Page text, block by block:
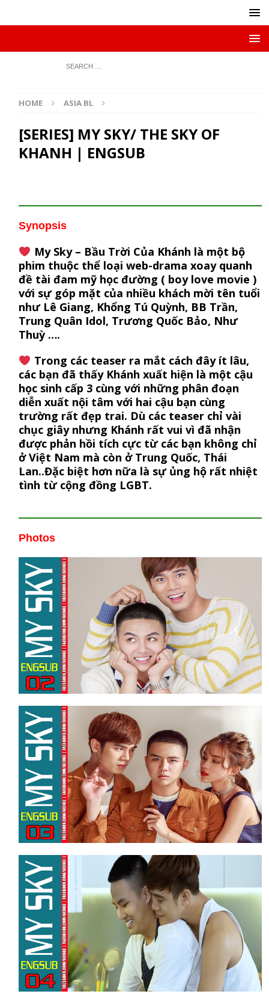
HOME ASIA BL
[SERIES] MY SKY/ THE SKY OF
KHANH | ENGSUB
Synopsis
My Sky – Bầu Trời Của Khánh là một bộ
phim thuộc thể loại web-drama xoay quanh
đề tài đam mỹ học đường ( boy love movie )
với sự góp mặt của nhiều khách mời tên tuổi
như Lê Giang, Khổng Tú Quỳnh, BB Trần,
Trung Quân Idol, Trương Quốc Bảo, Như
Thuỳ ….
Trong các teaser ra mắt cách đây ít lâu,
các bạn đã thấy Khánh xuất hiện là một cậu
học sinh cấp 3 cùng với những phân đoạn
diễn xuất nội tâm với hai cậu bạn cùng
trường rất đẹp trai. Dù các teaser chỉ vài
chục giây nhưng Khánh rất vui vì đã nhận
được phản hồi tích cực từ các bạn không chỉ
ở Việt Nam mà còn ở Trung Quốc, Thái
Lan..Đặc biệt hơn nữa là sự ủng hộ rất nhiệt
tình từ cộng đồng LGBT.
Photos